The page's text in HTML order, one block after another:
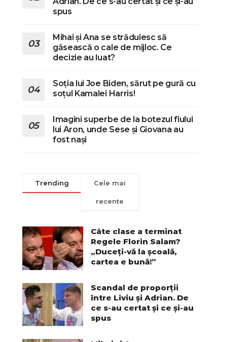
spus
Mihai și Ana se străduiesc să
găsească o cale de mijloc. Ce
decizie au luat?
Soția lui Joe Biden, sărut pe gură cu
soțul Kamalei Harris!
Imagini superbe de la botezul fiului
lui Aron, unde Sese și Giovana au
fost nași
Trending Cele mai
recente
Câte clase a terminat
Regele Florin Salam?
„Duceți-vă la școală,
cartea e bună!”
Scandal de proporții
între Liviu și Adrian. De
ce s-au certat și ce și-au
spus